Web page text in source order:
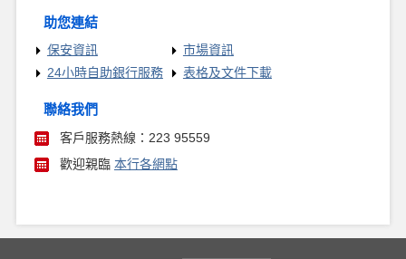
助您連結
保安資訊
市場資訊
24小時自助銀行服務
表格及文件下載
聯絡我們
客戶服務熱線：223 95559
歡迎親臨 本行各網點